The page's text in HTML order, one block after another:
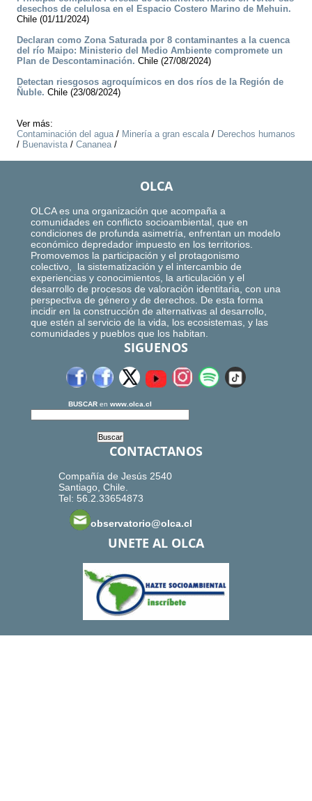
desechos de celulosa en el Espacio Costero Marino de Mehuin.
Chile (01/11/2024)
Declaran como Zona Saturada por 8 contaminantes a la cuenca
del río Maipo: Ministerio del Medio Ambiente compromete un
Plan de Descontaminación. Chile (27/08/2024)
Detectan riesgosos agroquímicos en dos ríos de la Región de
Ñuble. Chile (23/08/2024)
Ver más:
Contaminación del agua/ Minería a gran escala/ Derechos humanos
/ Buenavista/ Cananea/
OLCA
OLCA es una organización que acompaña a
comunidades en conflicto socioambiental, que en
condiciones de profunda asimetría, enfrentan un modelo
económico depredador impuesto en los territorios.
Promovemos la participación y el protagonismo
colectivo, la sistematización y el intercambio de
experiencias y conocimientos, la articulación y el
desarrollo de procesos de valoración identitaria, con una
perspectiva de género y de derechos. De esta forma
incidir en la construcción de alternativas al desarrollo,
que estén al servicio de la vida, los ecosistemas, y las
comunidades y pueblos que los habitan.
SIGUENOS
BUSCAR en www.olca.cl
CONTACTANOS
Compañía de Jesús 2540
Santiago, Chile.
Tel: 56.2.33654873
observatorio@olca.cl
UNETE AL OLCA